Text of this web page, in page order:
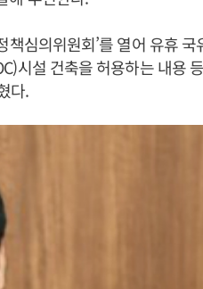
심의위원회’를 열어 유휴 국
시설 건축을 허용하는 내용
다.